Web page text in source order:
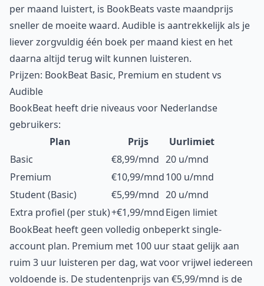
per maand luistert, is BookBeats vaste maandprijs
sneller de moeite waard. Audible is aantrekkelijk als je
liever zorgvuldig één boek per maand kiest en het
daarna altijd terug wilt kunnen luisteren.
Prijzen: BookBeat Basic, Premium en student vs
Audible
BookBeat heeft drie niveaus voor Nederlandse
gebruikers:
Plan
Prijs
Uurlimiet
Basic
€8,99/mnd 20 u/mnd
Premium
€10,99/mnd100 u/mnd
Student (Basic)
€5,99/mnd 20 u/mnd
Extra profiel (per stuk)+€1,99/mndEigen limiet
BookBeat heeft geen volledig onbeperkt single-
account plan. Premium met 100 uur staat gelijk aan
ruim 3 uur luisteren per dag, wat voor vrijwel iedereen
voldoende is. De studentenprijs van €5,99/mnd is de